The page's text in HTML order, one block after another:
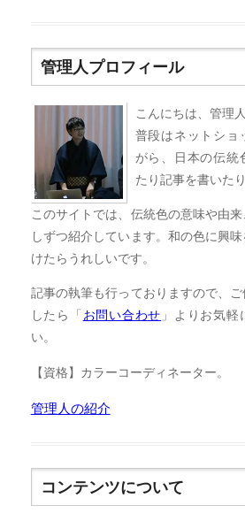
管理人プロフィール
こんにちは、管理
普段はネットショ
がら、日本の伝統
たり記事を書いた
このサイトでは、伝統色の意味や由
しずつ紹介しています。和の色に興
けたらうれしいです。
記事の執筆も行っておりますので、
したら「お問い合わせ 」よりお気軽
い。
【資格】カラーコーディネーター。
管理人の紹介
コンテンツについて